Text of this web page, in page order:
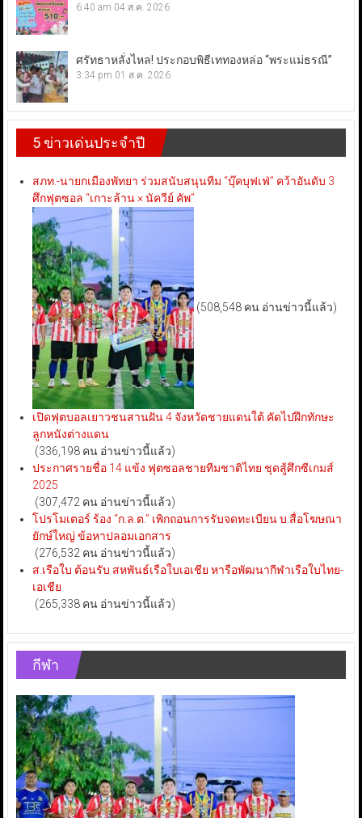
6:40 am 04 ส.ค. 2026
ศรัทธาหลั่งไหล! ประกอบพิธีเททองหล่อ “พระแม่ธรณี”
3:34 pm 01 ส.ค. 2026
5 ข่าวเด่นประจำปี
สภท.-นายกเมืองพัทยา ร่วมสนับสนุนทีม “บุ๊คบุฟเฟ่” คว้าอันดับ 3
ศึกฟุตซอล “เกาะล้าน × นัควีย์ คัพ”
(508,548 คน อ่านข่าวนี้แล้ว)
เปิดฟุตบอลเยาวชนสานฝัน 4 จังหวัดชายแดนใต้ คัดไปฝึกทักษะ
ลูกหนังต่างแดน
(336,198 คน อ่านข่าวนี้แล้ว)
ประกาศรายชื่อ 14 แข้ง ฟุตซอลชายทีมชาติไทย ชุดสู้ศึกซีเกมส์
2025
(307,472 คน อ่านข่าวนี้แล้ว)
โปรโมเตอร์ ร้อง “ก.ล.ต.” เพิกถอนการรับจดทะเบียน บ.สื่อโฆษณา
ยักษ์ใหญ่ ข้อหาปลอมเอกสาร
(276,532 คน อ่านข่าวนี้แล้ว)
ส.เรือใบ ต้อนรับ สหพันธ์เรือใบเอเชีย หารือพัฒนากีฬาเรือใบไทย-
เอเชีย
(265,338 คน อ่านข่าวนี้แล้ว)
กีฬา